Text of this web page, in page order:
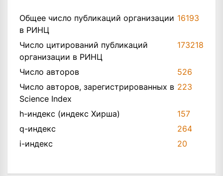
Общее число публикаций организации
в РИНЦ
16193
Число цитирований публикаций
организации в РИНЦ
173218
Число авторов
526
Число авторов, зарегистрированных в
Science Index
223
h-индекс (индекс Хирша)
157
q-индекс
264
i-индекс
20